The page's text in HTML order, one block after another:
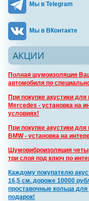
Мы в Telegram
Мы в ВКонтакте
АКЦИИ
Полная шумоизоляция
автомобиля по
При покупке акустики
Mercedes - установка на
условиях!
При покупке акустики
BMW - установка на
Шумовиброизоляция
три слоя под ключ по
Каждому покупателю
16,5 см. дороже 10000
проставочные кольца для
подарок!